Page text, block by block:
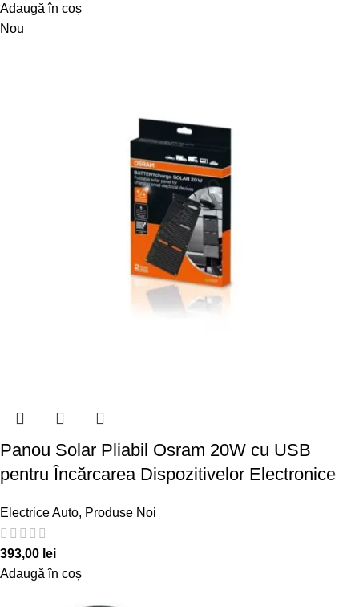
Adaugă în coș
Nou
Panou Solar Pliabil Osram 20W cu USB
pentru Încărcarea Dispozitivelor Electronice
Electrice Auto, Produse Noi
393,00 lei
Adaugă în coș